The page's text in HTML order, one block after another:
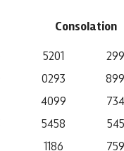
Consolation
5201
0293
4099
5458
1186